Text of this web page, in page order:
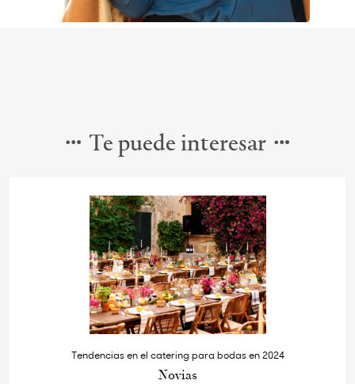
Te puede interesar
Tendencias en el catering para bodas en 2024
Novias